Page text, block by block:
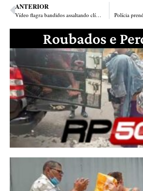
ANTERIOR
Vídeo flagra bandidos assaltando clínica no Centro de Timon no Maranhão
Roubados e